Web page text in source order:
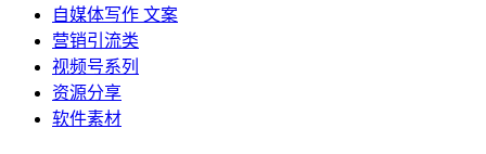
自媒体写作 文案
营销引流类
视频号系列
资源分享
软件素材